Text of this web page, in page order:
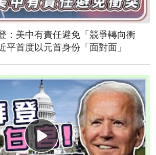
：美中有責任避免「競爭轉向衝
首度以元首身份「面對面」